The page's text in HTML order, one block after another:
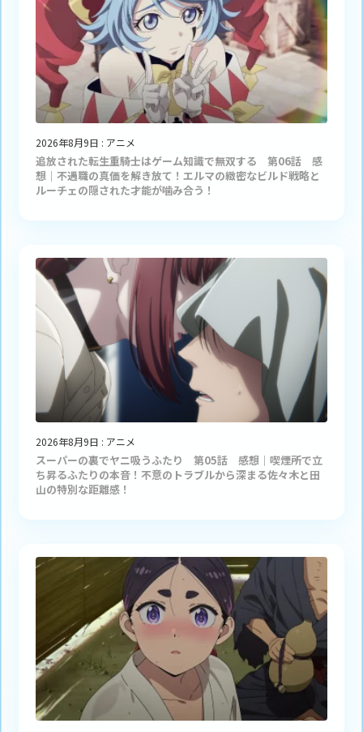
2026年8月9日 : アニメ
追放された転生重騎士はゲーム知識で無双する 第06話 感
想｜不遇職の真価を解き放て！エルマの緻密なビルド戦略と
ルーチェの隠された才能が噛み合う！
2026年8月9日 : アニメ
スーパーの裏でヤニ吸うふたり 第05話 感想｜喫煙所で立
ち昇るふたりの本音！不意のトラブルから深まる佐々木と田
山の特別な距離感！